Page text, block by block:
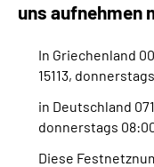
uns aufnehmen
In Griechenland
15113,
in Deutschland
donnerstags
Diese